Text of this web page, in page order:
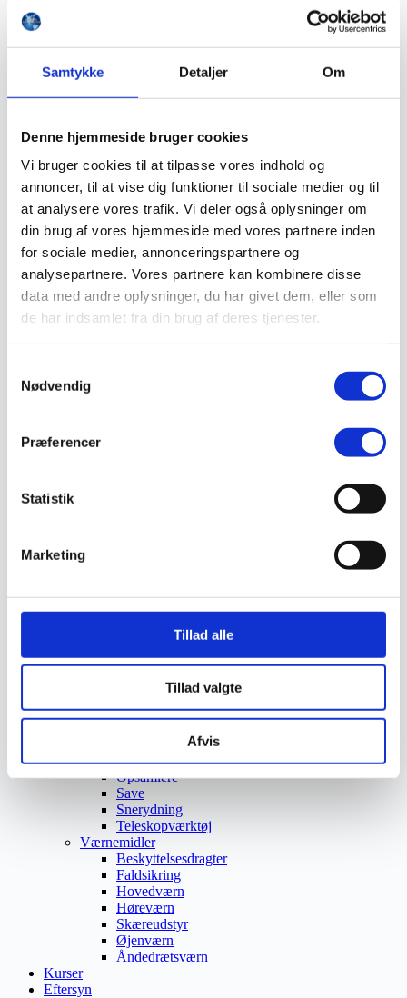
Samtykke Detaljer Om
Denne hjemmeside bruger cookies
Vi bruger cookies til at tilpasse vores indhold og
annoncer, til at vise dig funktioner til sociale medier og til
at analysere vores trafik. Vi deler også oplysninger om
din brug af vores hjemmeside med vores partnere inden
for sociale medier, annonceringspartnere og
analysepartnere. Vores partnere kan kombinere disse
data med andre oplysninger, du har givet dem, eller som
de har indsamlet fra din brug af deres tjenester.
Nødvendig
Præferencer
Statistik
Marketing
Tillad alle
Tillad valgte
Afvis
Handsker
Sikkerhedsfodtøj
Sandal
Sko
Støvler
Valg af sikkerhedssko
Skadedyrsbekæmpelse
Stiger
Advarselsskilte
Brandskilte
Vejbump
Vejmarkering
Vejmaling
Vaskeri Produkter
Vedligeholdelsesprodukter
Affaldsudstyr
Lygter
Opsamlere
Save
Snerydning
Teleskopværktøj
Værnemidler
Beskyttelsesdragter
Faldsikring
Hovedværn
Høreværn
Skæreudstyr
Øjenværn
Åndedrætsværn
Kurser
Eftersyn